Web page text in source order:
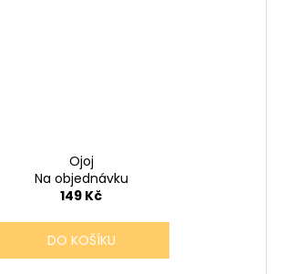
Ojoj
Na objednávku
149 Kč
DO KOŠÍKU